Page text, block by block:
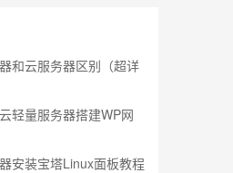
和云服务器区别（超详
轻量服务器搭建WP网
安装宝塔Linux面板教程